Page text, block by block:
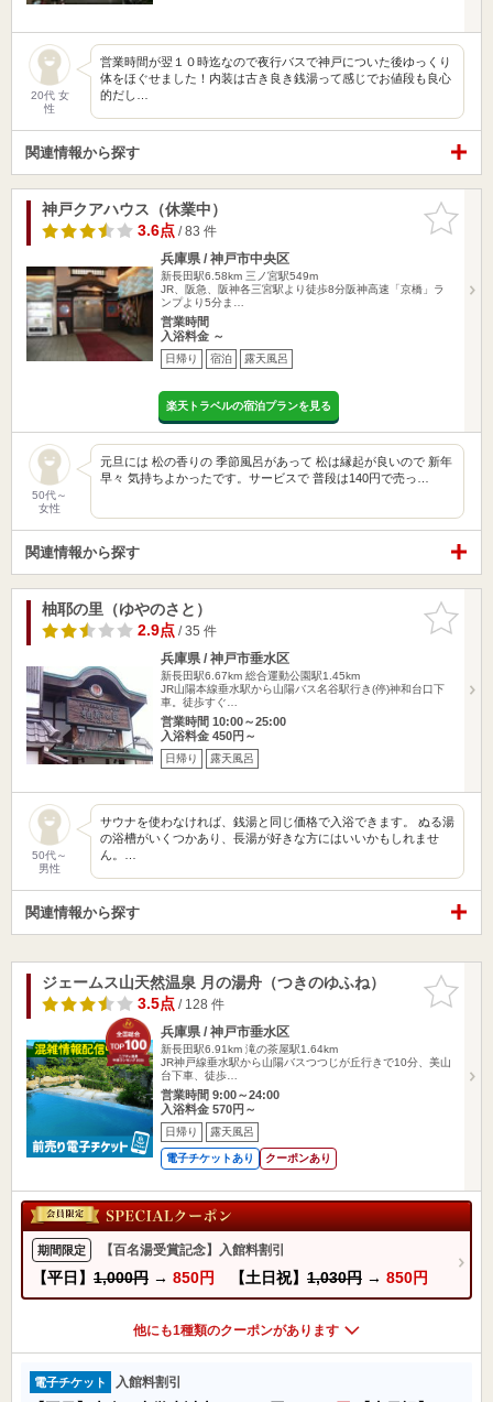
20代 女
性
営業時間が翌１０時迄なので夜行バスで神戸についた後ゆっくり
体をほぐせました！内装は古き良き銭湯って感じでお値段も良心
的だし…
関連情報から探す
お気に入
りに追加
神戸クアハウス（休業中）
3.6点/ 83 件
兵庫県 / 神戸市中央区
新長田駅6.58km 三ノ宮駅549m
JR、阪急、阪神各三宮駅より徒歩8分阪神高速「京橋」ラ
ンプより5分ま…
営業時間
入浴料金 ～
日帰り 宿泊 露天風呂
楽天トラベルの宿泊プランを見る
50代～
女性
元旦には 松の香りの 季節風呂があって 松は縁起が良いので 新年
早々 気持ちよかったです。サービスで 普段は140円で売っ…
関連情報から探す
お気に入
りに追加
柚耶の里（ゆやのさと）
2.9点/ 35 件
兵庫県 / 神戸市垂水区
新長田駅6.67km 総合運動公園駅1.45km
JR山陽本線垂水駅から山陽バス名谷駅行き(停)神和台口下
車。徒歩すぐ…
営業時間 10:00～25:00
入浴料金 450円～
日帰り 露天風呂
50代～
男性
サウナを使わなければ、銭湯と同じ価格で入浴できます。 ぬる湯
の浴槽がいくつかあり、長湯が好きな方にはいいかもしれませ
ん。…
関連情報から探す
お気に入
りに追加
ジェームス山天然温泉 月の湯舟（つきのゆふね）
3.5点/ 128 件
兵庫県 / 神戸市垂水区
新長田駅6.91km 滝の茶屋駅1.64km
JR神戸線垂水駅から山陽バスつつじが丘行きで10分、美山
台下車、徒歩…
営業時間 9:00～24:00
入浴料金 570円～
日帰り 露天風呂
電子チケットあり クーポンあり
期間限定 【百名湯受賞記念】入館料割引
【平日】 1,000円 → 850円 【土日祝】 1,030円 → 850円
他にも1種類のクーポンがあります
電子チケット 入館料割引